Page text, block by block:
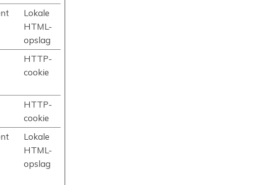
Lokale
HTML-
opslag
HTTP-
cookie
HTTP-
cookie
Lokale
HTML-
opslag